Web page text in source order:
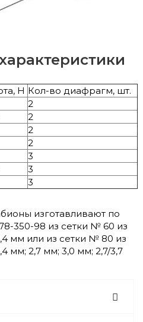
H Кол-во диафрагм, шт.
2
2
2
2
3
3
3
изготавливают по
350-98 из сетки № 60 из
мм или из сетки № 80 из
мм; 2,7 мм; 3,0 мм; 2,7/3,7